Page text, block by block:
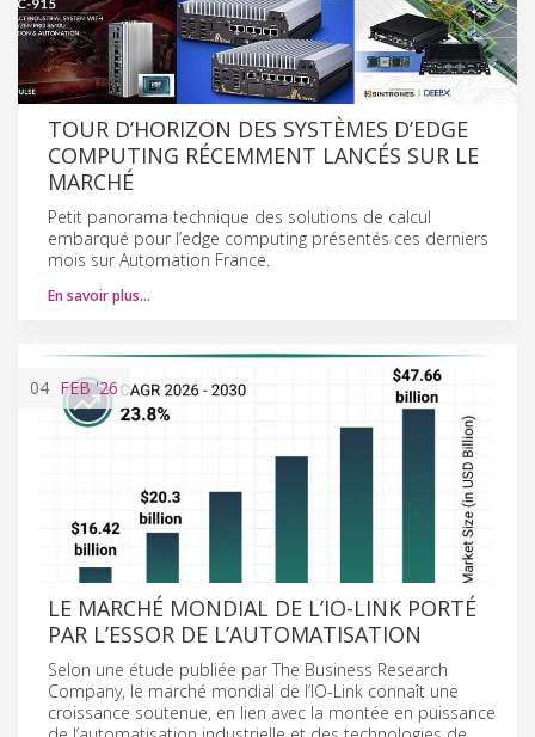
TOUR D’HORIZON DES SYSTÈMES D’EDGE
COMPUTING RÉCEMMENT LANCÉS SUR LE
MARCHÉ
Petit panorama technique des solutions de calcul
embarqué pour l’edge computing présentés ces derniers
mois sur Automation France.
En savoir plus…
04 FEB'26
LE MARCHÉ MONDIAL DE L’IO-LINK PORTÉ
PAR L’ESSOR DE L’AUTOMATISATION
Selon une étude publiée par The Business Research
Company, le marché mondial de l’IO-Link connaît une
croissance soutenue, en lien avec la montée en puissance